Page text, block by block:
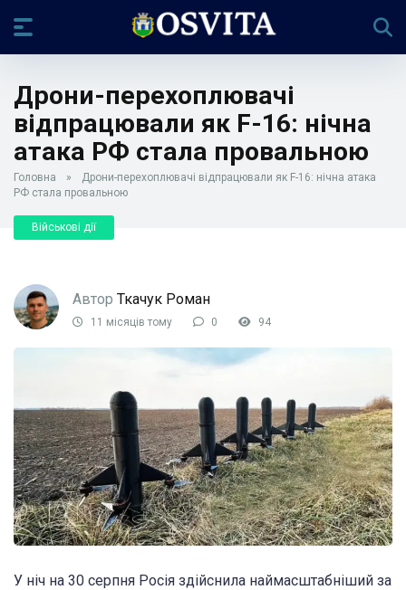
Дрони-перехоплювачі
відпрацювали як F-16: нічна
атака РФ стала провальною
Головна »
Дрони-перехоплювачі відпрацювали як F-16: нічна атака
РФ стала провальною
Військові дії
Автор Ткачук Роман
11 місяців тому 0 94
У ніч на 30 серпня Росія здійснила наймасштабніший за